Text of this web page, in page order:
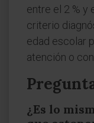
entre el 2 % y
criterio
edad escolar
atención o
¿Es lo